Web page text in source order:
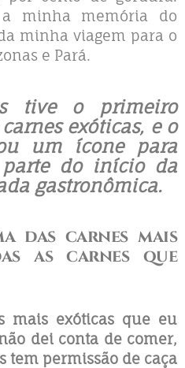
minha memória do
minha viagem para o
e Pará.
tive o primeiro
exóticas, e o
um ícone para
do início da
gastronômica.
das carnes mais
as carnes que
mais exóticas que eu
dei conta de comer,
tem permissão de caça